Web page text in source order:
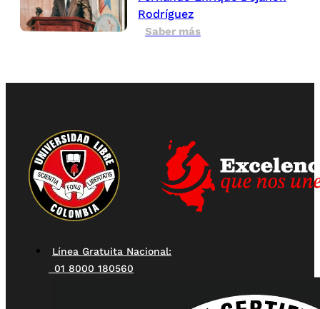
Rodríguez
Saber más
Línea Gratuita Nacional:
01 8000 180560